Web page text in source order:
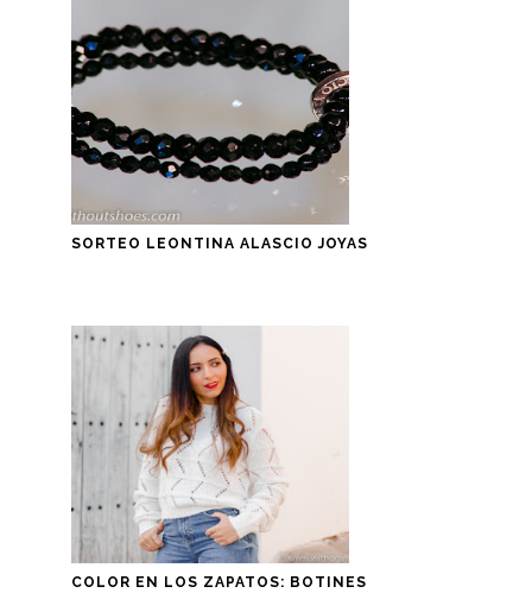
SORTEO LEONTINA ALASCIO JOYAS
COLOR EN LOS ZAPATOS: BOTINES